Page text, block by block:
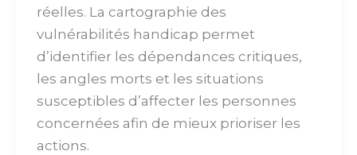
réelles. La cartographie des
vulnérabilités handicap permet
d’identifier les dépendances critiques,
les angles morts et les situations
susceptibles d’affecter les personnes
concernées afin de mieux prioriser les
actions.